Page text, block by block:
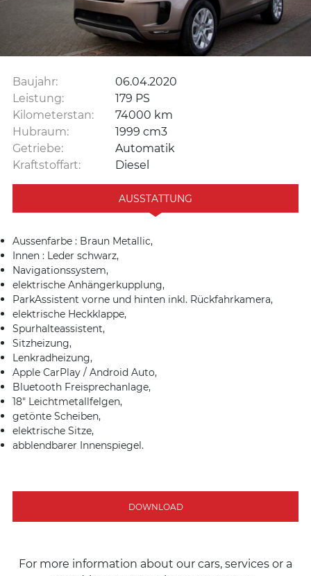
Baujahr:
06.04.2020
Leistung:
179 PS
Kilometerstan:
74000 km
Hubraum:
1999 cm3
Getriebe:
Automatik
Kraftstoffart:
Diesel
AUSSTATTUNG
Aussenfarbe : Braun Metallic,
Innen : Leder schwarz,
Navigationssystem,
elektrische Anhängerkupplung,
ParkAssistent vorne und hinten inkl. Rückfahrkamera,
elektrische Heckklappe,
Spurhalteassistent,
Sitzheizung,
Lenkradheizung,
Apple CarPlay / Android Auto,
Bluetooth Freisprechanlage,
18″ Leichtmetallfelgen,
getönte Scheiben,
elektrische Sitze,
abblendbarer Innenspiegel.
DOWNLOAD
For more information about our cars, services or a